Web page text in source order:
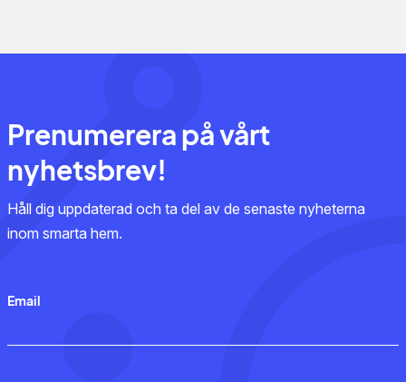
Prenumerera på vårt
nyhetsbrev!
Håll dig uppdaterad och ta del av de senaste nyheterna
inom smarta hem.
Email